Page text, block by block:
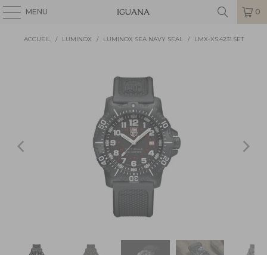
MENU 0
ACCUEIL / LUMINOX / LUMINOX SEA NAVY SEAL / LMX-XS.4231.SET